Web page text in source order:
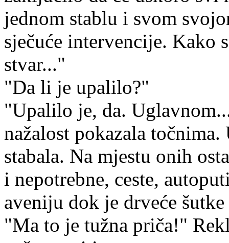
jednom stablu i svom
sječuće intervencije. Kako
stvar..."
"Da li je upalilo?"
"Upalilo je, da.
nažalost pokazala
stabala. Na mjestu onih
i nepotrebne, ceste,
aveniju dok je drveće
"Ma to je tužna priča!"